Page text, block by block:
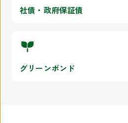
社債・政府保証債
グリーンボンド